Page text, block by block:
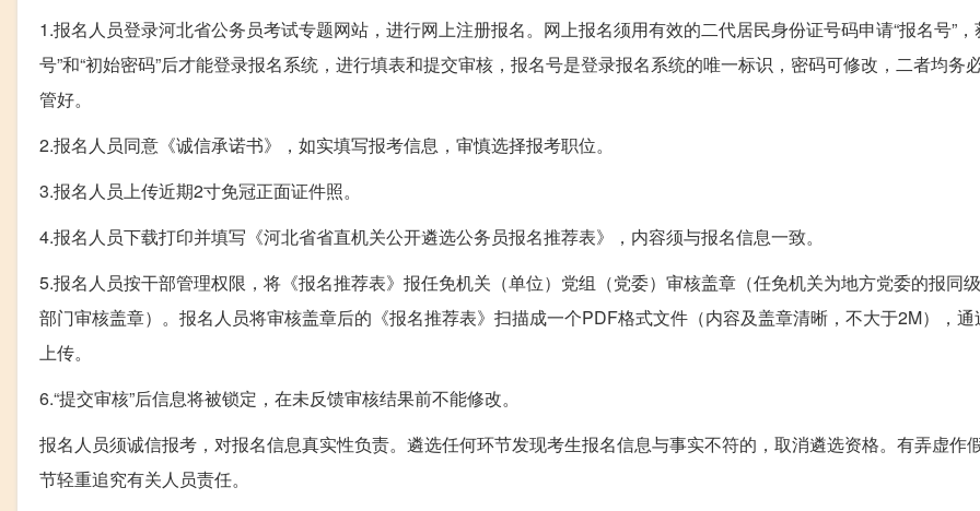
1.报名人员登录河北省公务员考试专题网站，进行网上注册报名。网上报名须用有效的二代居民身份证号码申请“报名号”，
号”和“初始密码”后才能登录报名系统，进行填表和提交审核，报名号是登录报名系统的唯一标识，密码可修改，二者均务
管好。
2.报名人员同意《诚信承诺书》，如实填写报考信息，审慎选择报考职位。
3.报名人员上传近期2寸免冠正面证件照。
4.报名人员下载打印并填写《河北省省直机关公开遴选公务员报名推荐表》，内容须与报名信息一致。
5.报名人员按干部管理权限，将《报名推荐表》报任免机关（单位）党组（党委）审核盖章（任免机关为地方党委的报同
部门审核盖章）。报名人员将审核盖章后的《报名推荐表》扫描成一个PDF格式文件（内容及盖章清晰，不大于2M），
上传。
6.“提交审核”后信息将被锁定，在未反馈审核结果前不能修改。
报名人员须诚信报考，对报名信息真实性负责。遴选任何环节发现考生报名信息与事实不符的，取消遴选资格。有弄虚作
节轻重追究有关人员责任。